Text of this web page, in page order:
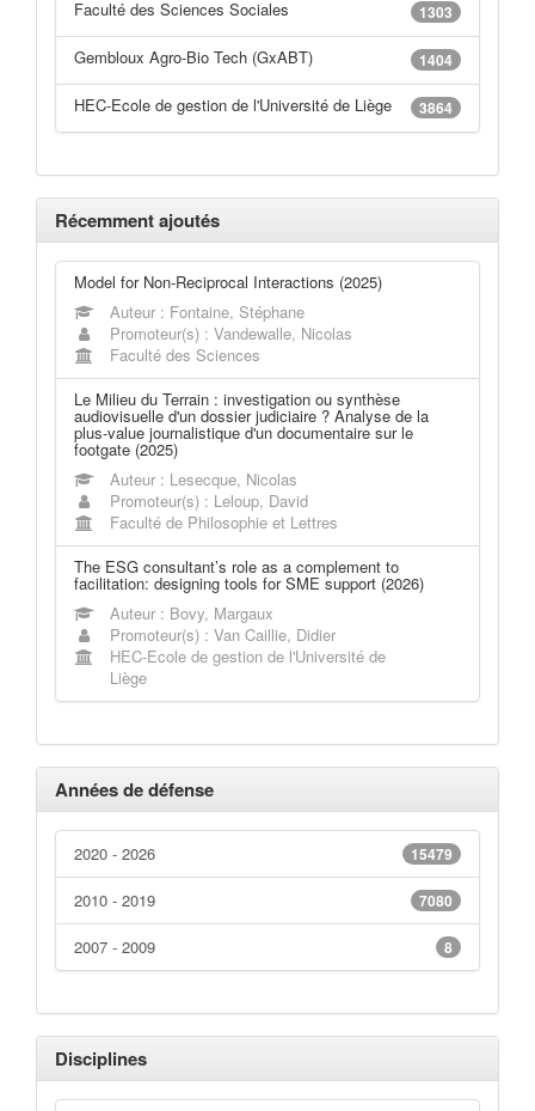
Faculté des Sciences Sociales 1303
Gembloux Agro-Bio Tech (GxABT) 1404
HEC-Ecole de gestion de l'Université de Liège 3864
Récemment ajoutés
Model for Non-Reciprocal Interactions (2025)
Auteur : Fontaine, Stéphane
Promoteur(s) : Vandewalle, Nicolas
Faculté des Sciences
Le Milieu du Terrain : investigation ou synthèse
audiovisuelle d'un dossier judiciaire ? Analyse de la
plus-value journalistique d'un documentaire sur le
footgate (2025)
Auteur : Lesecque, Nicolas
Promoteur(s) : Leloup, David
Faculté de Philosophie et Lettres
The ESG consultant’s role as a complement to
facilitation: designing tools for SME support (2026)
Auteur : Bovy, Margaux
Promoteur(s) : Van Caillie, Didier
HEC-Ecole de gestion de l'Université de
Liège
Années de défense
15479
2020 - 2026
7080
2010 - 2019
8
2007 - 2009
Disciplines